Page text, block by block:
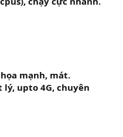
mạnh, mát.
lý, upto 4G, chuyên